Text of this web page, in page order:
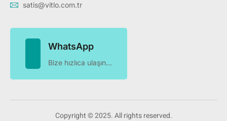
satis@vitlo.com.tr
WhatsApp
Bize hızlıca ulaşın...
Copyright © 2025. All rights reserved.